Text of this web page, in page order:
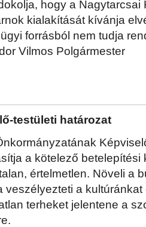
hogy a Nagytarcsai
kialakítását kívánja
forrásból nem tudja
Vilmos Polgármester
testületi határozat
a kötelező betelepítési
értelmetlen. Növeli a
veszélyezteti a
terheket jelentene a